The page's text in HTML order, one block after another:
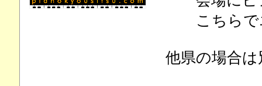
こちらで
他県の場合